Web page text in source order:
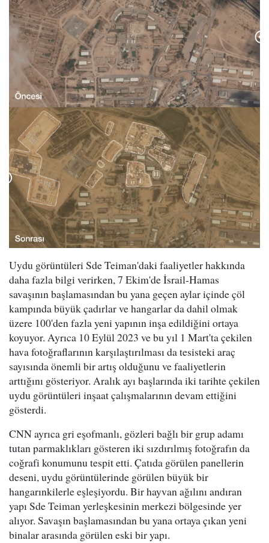
Uydu görüntüleri Sde Teiman'daki faaliyetler hakkında
daha fazla bilgi verirken, 7 Ekim'de İsrail-Hamas
savaşının başlamasından bu yana geçen aylar içinde çöl
kampında büyük çadırlar ve hangarlar da dahil olmak
üzere 100'den fazla yeni yapının inşa edildiğini ortaya
koyuyor. Ayrıca 10 Eylül 2023 ve bu yıl 1 Mart'ta çekilen
hava fotoğraflarının karşılaştırılması da tesisteki araç
sayısında önemli bir artış olduğunu ve faaliyetlerin
arttığını gösteriyor. Aralık ayı başlarında iki tarihte çekilen
uydu görüntüleri inşaat çalışmalarının devam ettiğini
gösterdi.
CNN ayrıca gri eşofmanlı, gözleri bağlı bir grup adamı
tutan parmaklıkları gösteren iki sızdırılmış fotoğrafın da
coğrafi konumunu tespit etti. Çatıda görülen panellerin
deseni, uydu görüntülerinde görülen büyük bir
hangarınkilerle eşleşiyordu. Bir hayvan ağılını andıran
yapı Sde Teiman yerleşkesinin merkezi bölgesinde yer
alıyor. Savaşın başlamasından bu yana ortaya çıkan yeni
binalar arasında görülen eski bir yapı.